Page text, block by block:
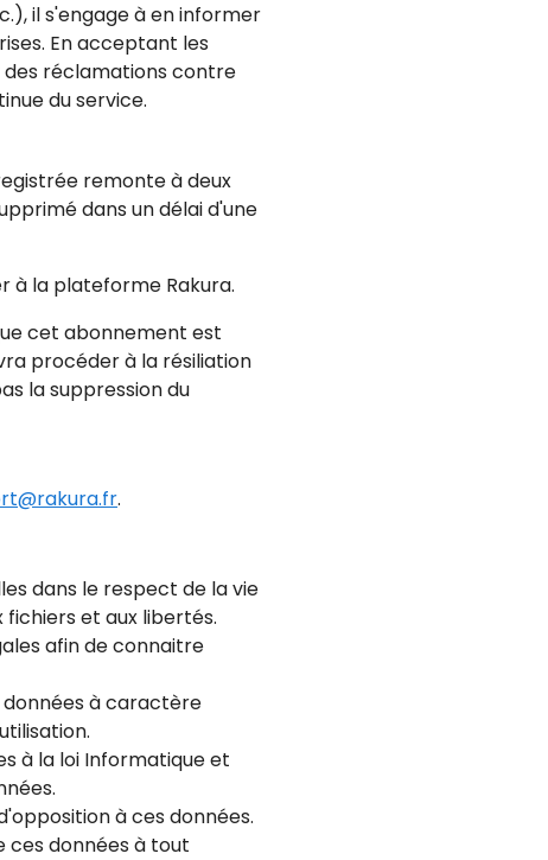
il s'engage à en informer
En acceptant les
des réclamations contre
du service.
remonte à deux
dans un délai d'une
à la plateforme Rakura.
cet abonnement est
procéder à la résiliation
la suppression du
.
dans le respect de la vie
fichiers et aux libertés.
afin de connaitre
données à caractère
à la loi Informatique et
à ces données.
données à tout